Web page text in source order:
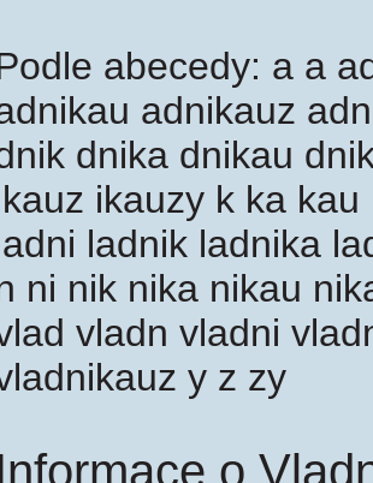
abecedy: a a
adnikauz
dnika dnikau
ikauzy k ka
ladnik ladnika
ni nik nika nikau
vladn vladni
y z zy
o